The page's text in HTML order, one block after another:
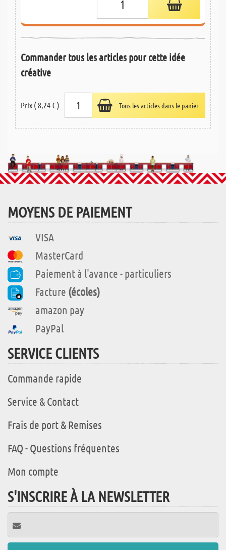
Commander tous les articles pour cette idée
créative
Prix ( 8,24 € ) Tous les articles dans le panier
MOYENS DE PAIEMENT
VISA
MasterCard
Paiement à l'avance - particuliers
Facture (écoles)
amazon pay
PayPal
SERVICE CLIENTS
Commande rapide
Service & Contact
Frais de port & Remises
FAQ - Questions fréquentes
Mon compte
S'INSCRIRE À LA NEWSLETTER